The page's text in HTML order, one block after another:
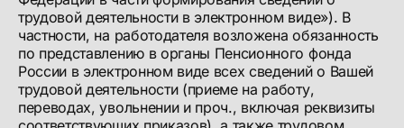
трудовой деятельности в электронном виде»). В
частности, на работодателя возложена обязанность
по представлению в органы Пенсионного фонда
России в электронном виде всех сведений о Вашей
трудовой деятельности (приеме на работу,
переводах, увольнении и проч., включая реквизиты